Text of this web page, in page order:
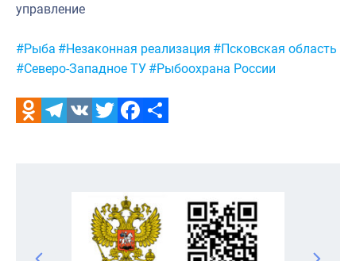
управление
Метки:
#Рыба #Незаконная реализация #Псковская область
#Северо-Западное ТУ #Рыбоохрана России